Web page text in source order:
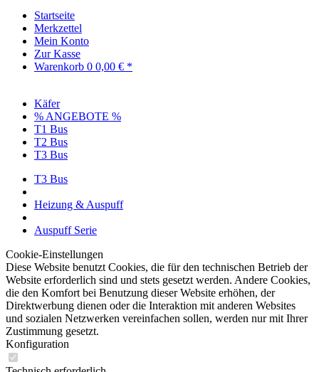
Startseite
Merkzettel
Mein Konto
Zur Kasse
Warenkorb 0 0,00 € *
Käfer
% ANGEBOTE %
T1 Bus
T2 Bus
T3 Bus
T3 Bus
Heizung & Auspuff
Auspuff Serie
Cookie-Einstellungen
Diese Website benutzt Cookies, die für den technischen Betrieb der
Website erforderlich sind und stets gesetzt werden. Andere Cookies,
die den Komfort bei Benutzung dieser Website erhöhen, der
Direktwerbung dienen oder die Interaktion mit anderen Websites
und sozialen Netzwerken vereinfachen sollen, werden nur mit Ihrer
Zustimmung gesetzt.
Konfiguration